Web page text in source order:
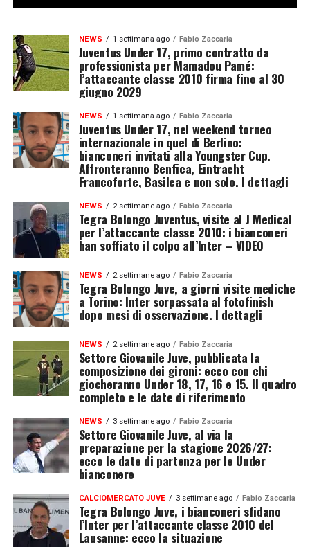
NEWS 1 settimana ago Fabio Zaccaria
Juventus Under 17, primo contratto da
professionista per Mamadou Pamé:
l’attaccante classe 2010 firma fino al 30
giugno 2029
NEWS 1 settimana ago Fabio Zaccaria
Juventus Under 17, nel weekend torneo
internazionale in quel di Berlino:
bianconeri invitati alla Youngster Cup.
Affronteranno Benfica, Eintracht
Francoforte, Basilea e non solo. I dettagli
NEWS 2 settimane ago Fabio Zaccaria
Tegra Bolongo Juventus, visite al J Medical
per l’attaccante classe 2010: i bianconeri
han soffiato il colpo all’Inter – VIDEO
NEWS 2 settimane ago Fabio Zaccaria
Tegra Bolongo Juve, a giorni visite mediche
a Torino: Inter sorpassata al fotofinish
dopo mesi di osservazione. I dettagli
NEWS 2 settimane ago Fabio Zaccaria
Settore Giovanile Juve, pubblicata la
composizione dei gironi: ecco con chi
giocheranno Under 18, 17, 16 e 15. Il quadro
completo e le date di riferimento
NEWS 3 settimane ago Fabio Zaccaria
Settore Giovanile Juve, al via la
preparazione per la stagione 2026/27:
ecco le date di partenza per le Under
bianconere
CALCIOMERCATO JUVE 3 settimane ago Fabio Zaccaria
Tegra Bolongo Juve, i bianconeri sfidano
l’Inter per l’attaccante classe 2010 del
Lausanne: ecco la situazione